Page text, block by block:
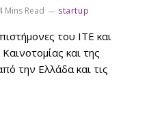
Mins Read startup
του ΙΤΕ και
και της
την Ελλάδα και τις